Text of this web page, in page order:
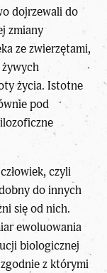
dojrzewali do
zmiany
ze zwierzętami,
życia. Istotne
pod
czyli
do innych
się od nich.
ewoluowania
biologicznej
z którymi